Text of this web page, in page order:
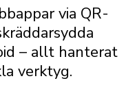
via QR-
– allt hanterat
verktyg.